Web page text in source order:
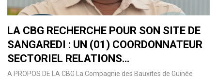
LA CBG RECHERCHE POUR SON SITE DE
SANGAREDI : UN (01) COORDONNATEUR
SECTORIEL RELATIONS…
A PROPOS DE LA CBG La Compagnie des Bauxites de Guinée